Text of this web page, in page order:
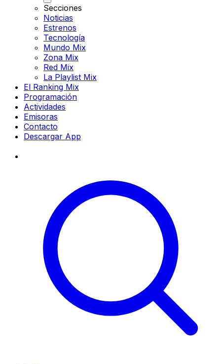
Secciones
Noticias
Estrenos
Tecnología
Mundo Mix
Zona Mix
Red Mix
La Playlist Mix
El Ranking Mix
Programación
Actividades
Emisoras
Contacto
Descargar App